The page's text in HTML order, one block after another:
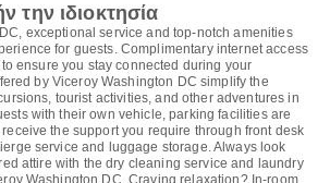
την ιδιοκτησία
exceptional service and top-notch amenities
for guests. Complimentary internet access
ensure you stay connected during your
by Viceroy Washington DC simplify the
tourist activities, and other adventures in
with their own vehicle, parking facilities are
the support you require through front desk
service and luggage storage. Always look
attire with the dry cleaning service and laundry
Washington DC. Craving relaxation? In-room